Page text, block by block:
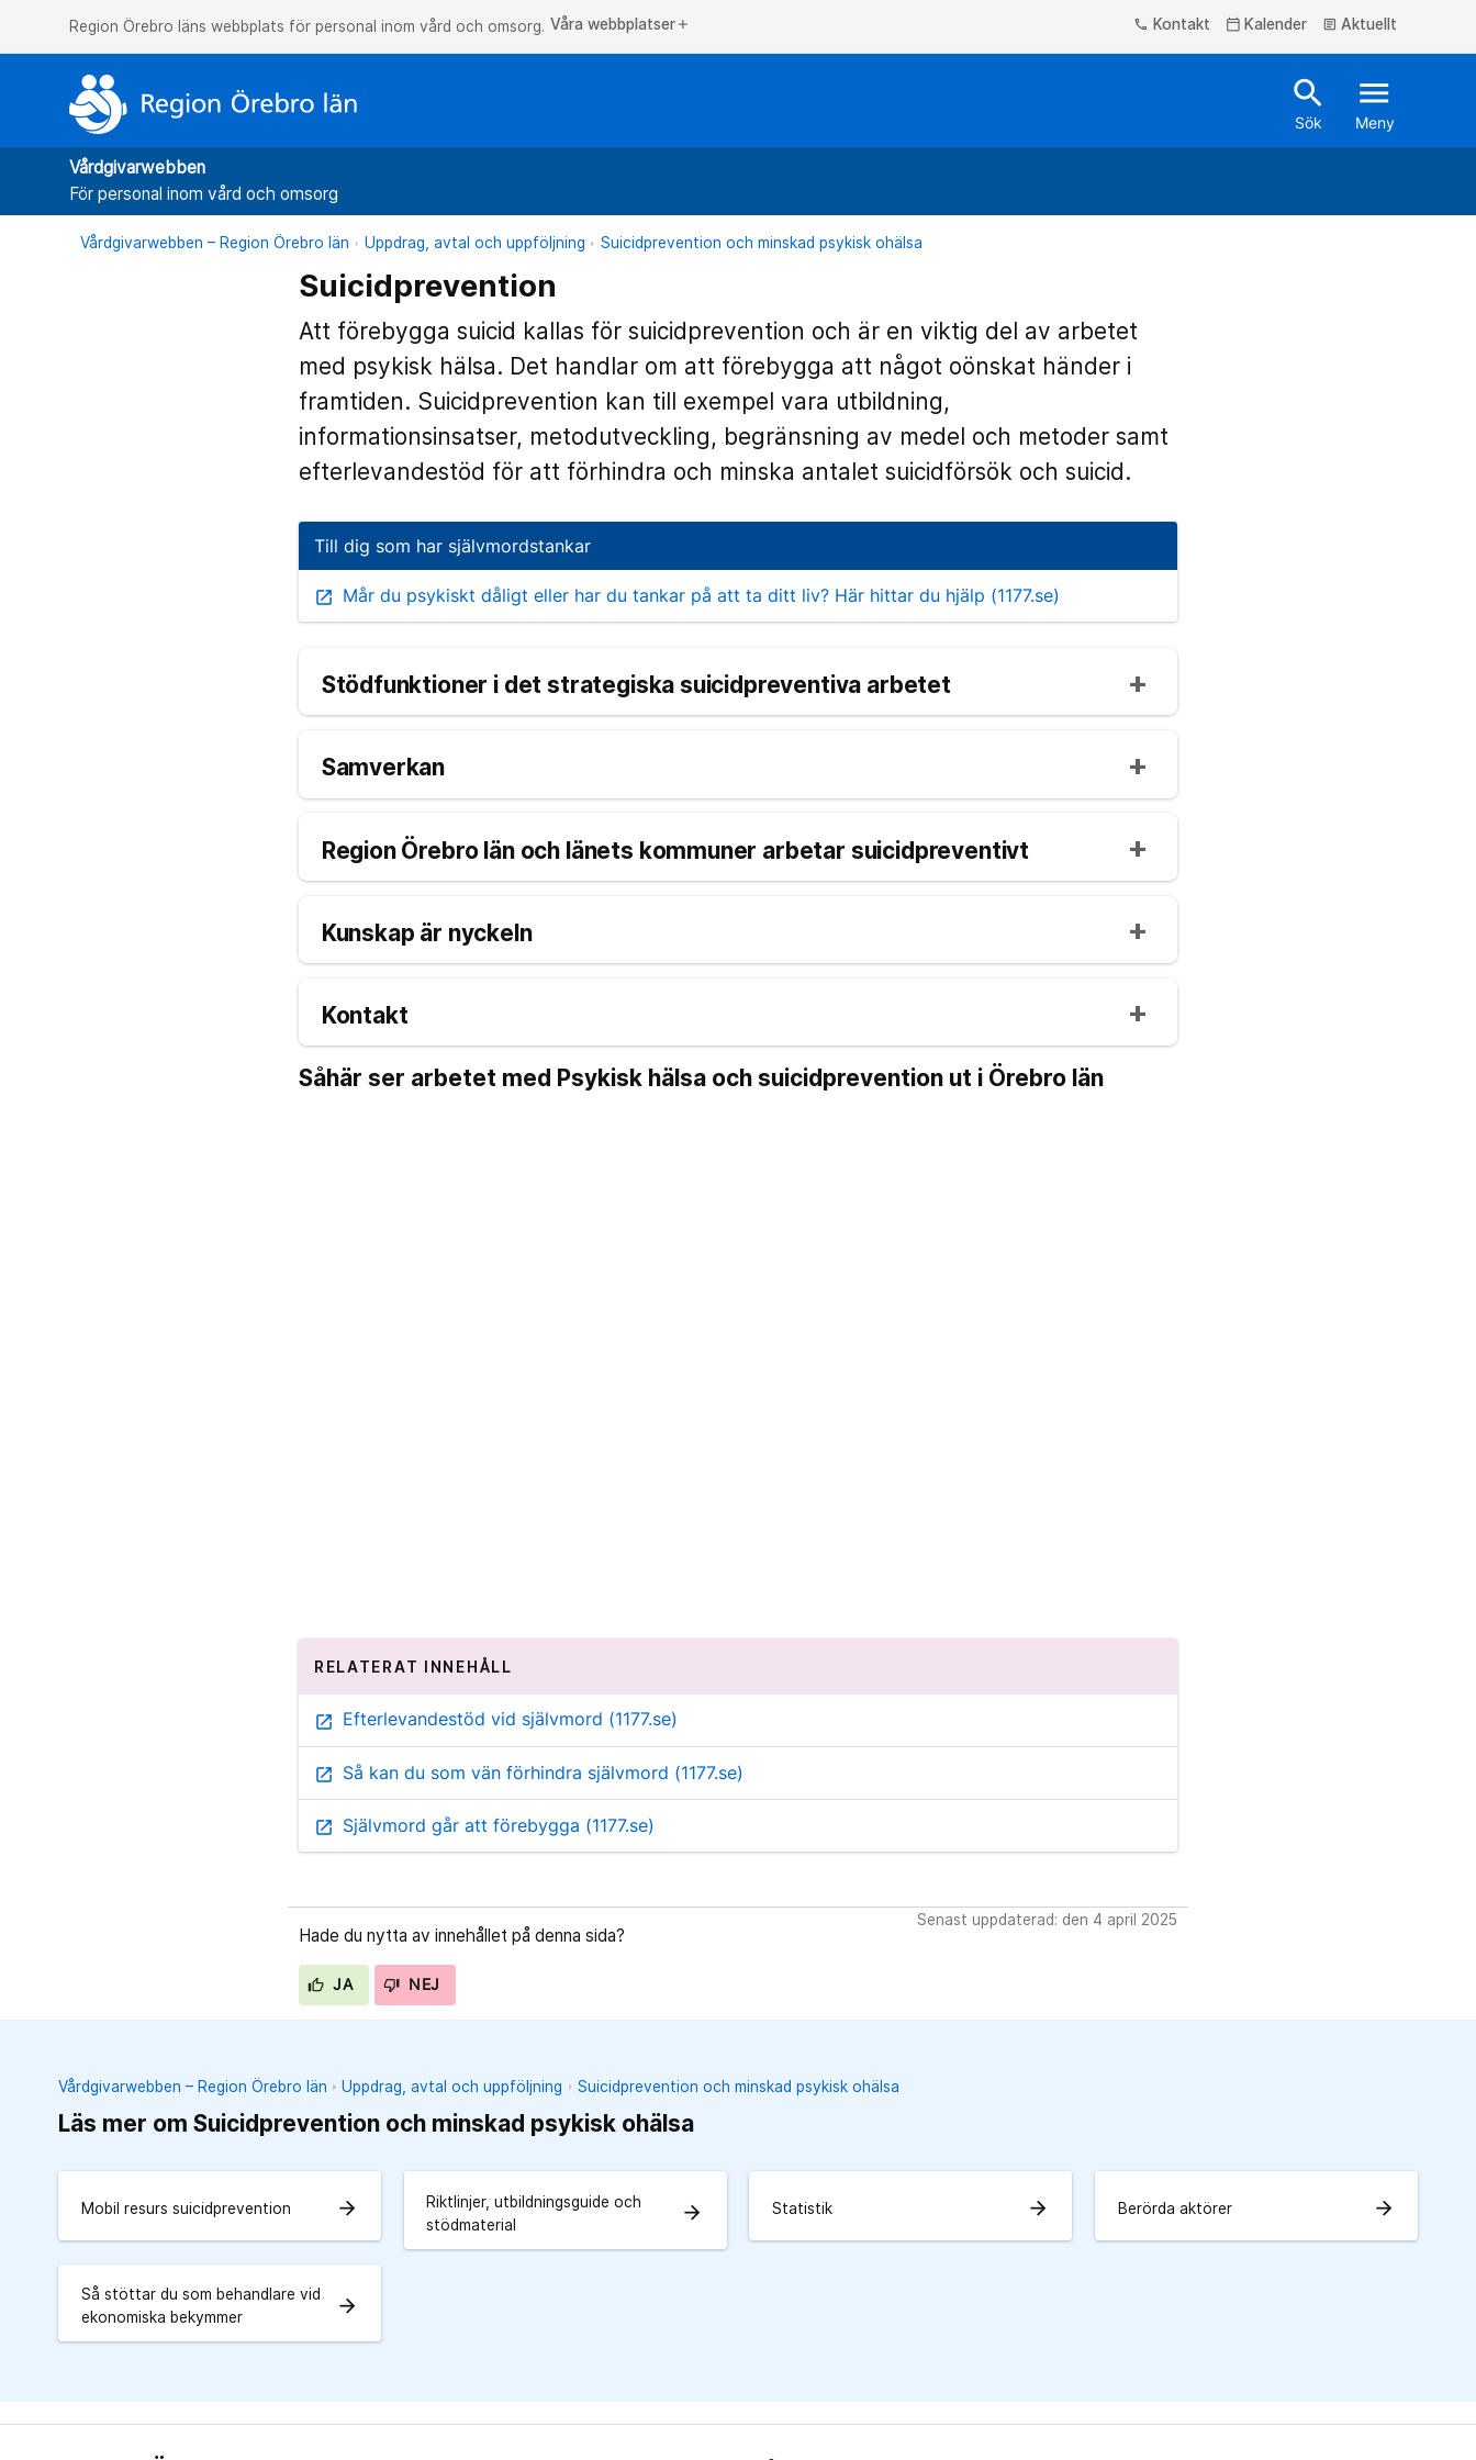
Region Örebro läns webbplats för personal inom vård och omsorg. Våra webbplatser add phone Kontakt calendar_today Kalender article Aktuellt
search
Sök
menu
Meny
Vårdgivarwebben
För personal inom vård och omsorg
Vårdgivarwebben – Region Örebro län Uppdrag, avtal och uppföljning Suicidprevention och minskad psykisk ohälsa
Suicidprevention
Att förebygga suicid kallas för suicidprevention och är en viktig del av arbetet
med psykisk hälsa. Det handlar om att förebygga att något oönskat händer i
framtiden. Suicidprevention kan till exempel vara utbildning,
informationsinsatser, metodutveckling, begränsning av medel och metoder samt
efterlevandestöd för att förhindra och minska antalet suicidförsök och suicid.
Till dig som har självmordstankar
open_in_new Mår du psykiskt dåligt eller har du tankar på att ta ditt liv? Här hittar du hjälp (1177.se)
Stödfunktioner i det strategiska suicidpreventiva arbetet
Samverkan
Region Örebro län och länets kommuner arbetar suicidpreventivt
Kunskap är nyckeln
Kontakt
Såhär ser arbetet med Psykisk hälsa och suicidprevention ut i Örebro län
RELATERAT INNEHÅLL
open_in_new Efterlevandestöd vid självmord (1177.se)
open_in_new Så kan du som vän förhindra självmord (1177.se)
open_in_new Självmord går att förebygga (1177.se)
Hade du nytta av innehållet på denna sida?
JA NEJ
Senast uppdaterad: den 4 april 2025
Vårdgivarwebben – Region Örebro län Uppdrag, avtal och uppföljning Suicidprevention och minskad psykisk ohälsa
Läs mer om Suicidprevention och minskad psykisk ohälsa
Mobil resurs suicidprevention arrow_forward
Riktlinjer, utbildningsguide och
stödmaterial
arrow_forward Statistik arrow_forward Berörda aktörer arrow_forward
Så stöttar du som behandlare vid
ekonomiska bekymmer
arrow_forward